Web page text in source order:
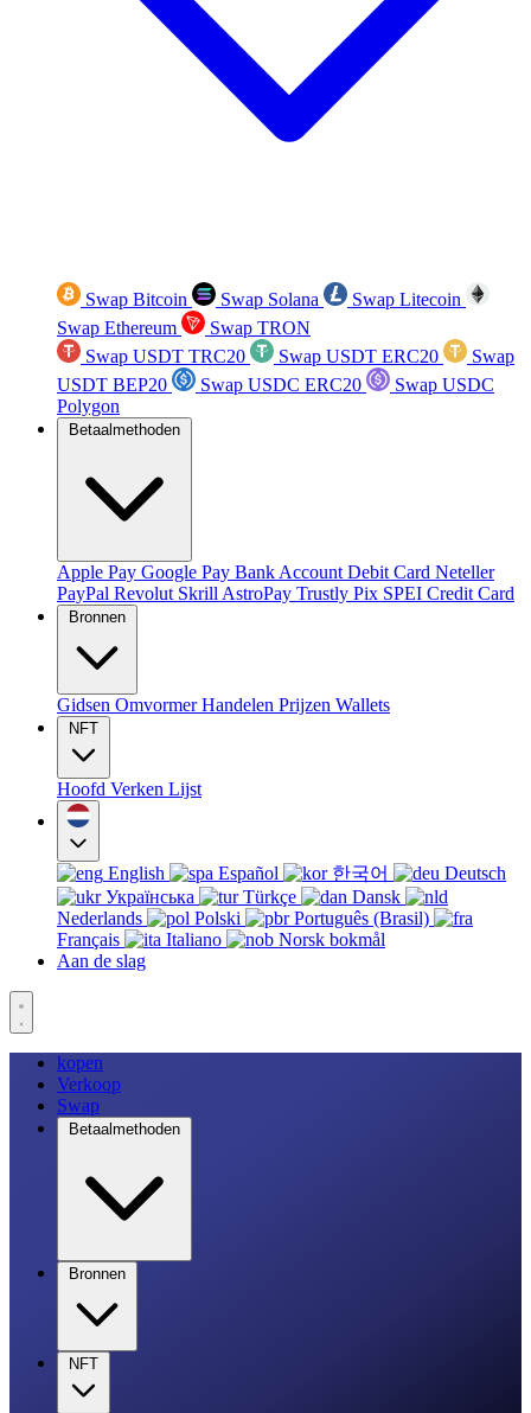
Swap Bitcoin Swap Solana
Swap Litecoin
Swap Ethereum
Swap TRON
Swap USDT TRC20
Swap USDT ERC20
Swap
USDT BEP20
Swap USDC ERC20
Swap USDC
Polygon
Betaalmethoden
Apple Pay Google Pay Bank Account Debit Card Neteller
PayPal Revolut Skrill AstroPay Trustly Pix SPEI Credit Card
Bronnen
Gidsen OmvormerHandelen Prijzen Wallets
NFT
Hoofd Verken Lijst
English Español 한국어
Deutsch
Українська
Türkçe
Dansk
Nederlands
Polski
Português (Brasil)
Français
Italiano
Norsk bokmål
Aan de slag
kopen
Verkoop
Swap
Betaalmethoden
Bronnen
NFT